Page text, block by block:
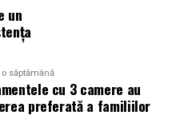
cu DPF contribuie la:
reziduuri;
sistemului antipoluare.
un
săptămână
cu 3 camere au
preferată a familiilor